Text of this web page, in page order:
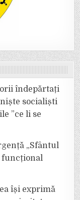
îndepărtați
niște socialiști
”ce li se
„Sfântul
funcțional
își exprimă